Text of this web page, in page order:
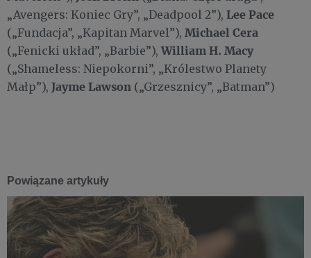
„Avengers: Koniec Gry”, „Deadpool 2”), Lee Pace
(„Fundacja”, „Kapitan Marvel”), Michael Cera
(„Fenicki układ”, „Barbie”),William H. Macy
(„Shameless: Niepokorni”, „Królestwo Planety
Małp”), Jayme Lawson („Grzesznicy”, „Batman”)
Powiązane artykuły